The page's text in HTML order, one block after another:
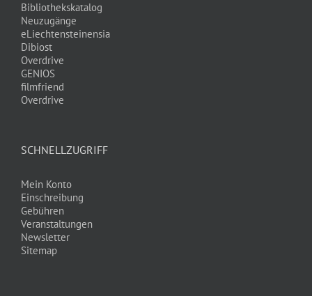
Bibliothekskatalog
Neuzugänge
eLiechtensteinensia
Dibiost
Overdrive
GENIOS
filmfriend
Overdrive
SCHNELLZUGRIFF
Mein Konto
Einschreibung
Gebühren
Veranstaltungen
Newsletter
Sitemap